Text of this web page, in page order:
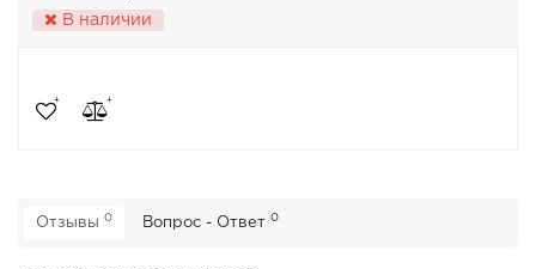
В наличии
Отзывы 0 Вопрос - Ответ 0